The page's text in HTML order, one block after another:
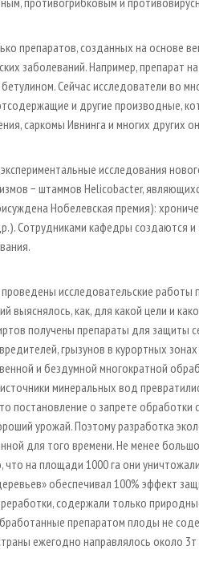
препаратов, созданных на основе
заболеваний. Например, препарат
Сейчас исследователи во
и другие производные,
саркомы Ивнинга и многих других
исследования
− штаммов Helicobacter,
Нобелевская премия):
Сотрудниками кафедры создаются
исследовательские работы
выяснялось, как, для какой цели и
получены препараты для защиты
грызунов в курортных
и бездумной многократной
минеральных вод
постановление о запрете
урожай. Поэтому разработка
для того времени. Не менее
что на площади 1000 га они
обеспечивал 100% эффект
содержали только
препаратом плоды не
ежегодно направлялось около 3т